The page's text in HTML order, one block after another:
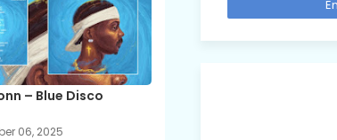
– Blue Disco
06, 2025